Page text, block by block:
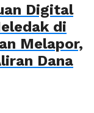
Digital
di
Melapor,
Dana